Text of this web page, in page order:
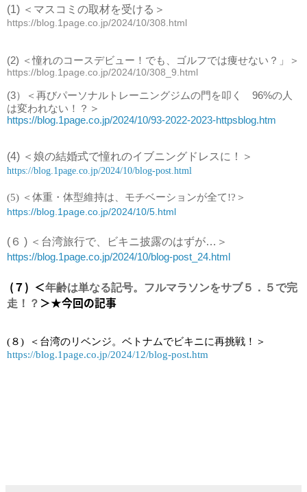
(1) ＜マスコミの取材を受ける＞
https://blog.1page.co.jp/2024/10/308.html
(2) ＜憧れのコースデビュー！でも、ゴルフでは痩せない？」＞
https://blog.1page.co.jp/2024/10/308_9.html
(3）＜再びパーソナルトレーニングジムの門を叩く 96%の人
は変われない！？ ＞
https://blog.1page.co.jp/2024/10/93-2022-2023-httpsblog.htm
(4) ＜ 娘の結婚式で憧れのイブニングドレスに！ ＞
https://blog.1page.co.jp/2024/10/blog-post.html
(5) ＜体重・体型維持は、モチベーションが全て!?＞
https://blog.1page.co.jp/2024/10/5.html
(６ ) ＜台湾旅行で、ビキニ披露のはずが…＞
https://blog.1page.co.jp/2024/10/blog-post_24.html
(７) ＜年齢は単なる記号。フルマラソンをサブ５．５で完
走！？ ＞★今回の記事
(８)  ＜ 台湾のリベンジ。ベトナムでビキニに再挑戦！＞
https://blog.1page.co.jp/2024/12/blog-post.htm